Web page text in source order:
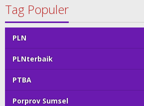
Tag Populer
PLN
PLNterbaik
PTBA
Porprov Sumsel